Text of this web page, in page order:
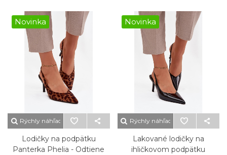
Novinka
Rýchly náhľad
Lodičky na podpätku
Panterka Phelia - Odtiene
Novinka
Rýchly náhľad
Lakované lodičky na
ihličkovom podpätku